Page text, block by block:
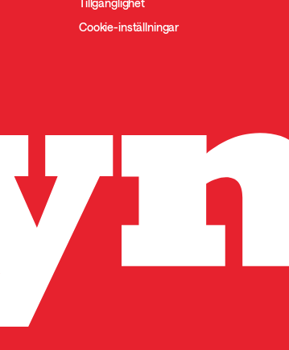
Tillgänglighet
Cookie-inställningar